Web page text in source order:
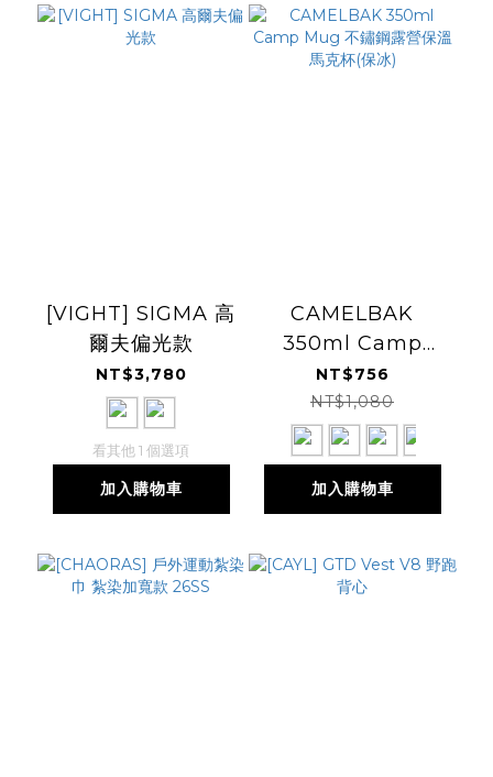
[VIGHT] SIGMA 高
爾夫偏光款
NT$3,780
看其他 1 個選項
加入購物車
CAMELBAK
350ml Camp
Mug 不鏽鋼露營保
溫馬克杯(保冰)
NT$756
NT$1,080
加入購物車